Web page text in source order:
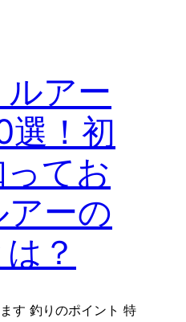
アー
選！初
てお
ーの
？
す 釣りのポイント 特